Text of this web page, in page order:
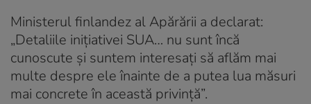
Ministerul finlandez al Apărării a declarat:
„Detaliile inițiativei SUA… nu sunt încă
cunoscute și suntem interesați să aflăm mai
multe despre ele înainte de a putea lua măsuri
mai concrete în această privință”.